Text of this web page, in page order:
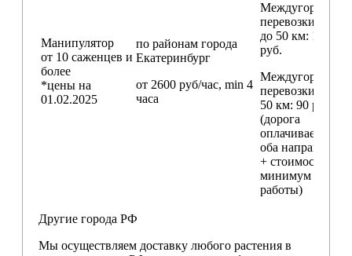
Манипулятор
от 10 саженцев и
более
*цены на
01.02.2025
по районам города
Екатеринбург
от 2600 руб/час, min 4
часа
Междугородние
перевозки
до 50 км: 18 000
руб.
Междугородние
перевозки
50 км: 90 руб./км
(дорога
оплачивается в
оба направления
+ стоимость
минимум 4
работы)
Другие города РФ
Мы осуществляем доставку любого растения в